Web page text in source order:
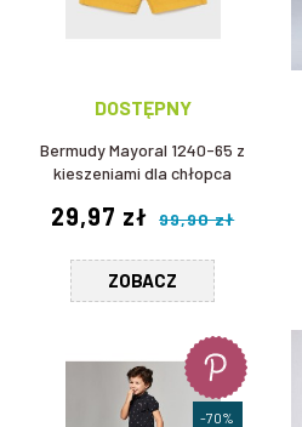
DOSTĘPNY
Bermudy Mayoral 1240-65 z
kieszeniami dla chłopca
29,97 zł 99,90 zł
ZOBACZ
-70%